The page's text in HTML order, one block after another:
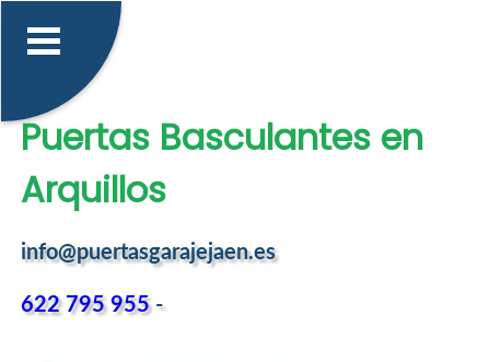
Puertas Basculantes en
Arquillos
info@puertasgarajejaen.es
622 795 955-